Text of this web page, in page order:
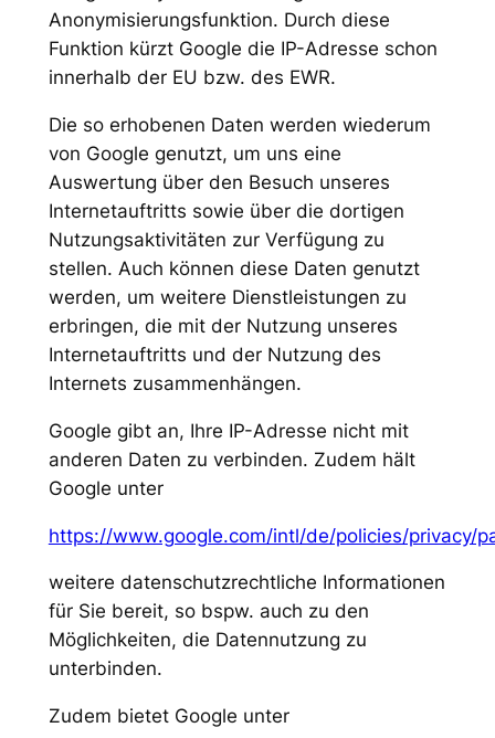
Anonymisierungsfunktion. Durch diese
Funktion kürzt Google die IP-Adresse schon
innerhalb der EU bzw. des EWR.
Die so erhobenen Daten werden wiederum
von Google genutzt, um uns eine
Auswertung über den Besuch unseres
Internetauftritts sowie über die dortigen
Nutzungsaktivitäten zur Verfügung zu
stellen. Auch können diese Daten genutzt
werden, um weitere Dienstleistungen zu
erbringen, die mit der Nutzung unseres
Internetauftritts und der Nutzung des
Internets zusammenhängen.
Google gibt an, Ihre IP-Adresse nicht mit
anderen Daten zu verbinden. Zudem hält
Google unter
https://www.google.com/intl/de/policies/privacy/
weitere datenschutzrechtliche Informationen
für Sie bereit, so bspw. auch zu den
Möglichkeiten, die Datennutzung zu
unterbinden.
Zudem bietet Google unter